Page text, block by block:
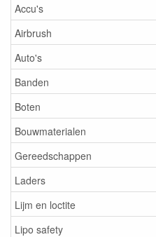
Accu's
Airbrush
Auto's
Banden
Boten
Bouwmaterialen
Gereedschappen
Laders
Lijm en loctite
Lipo safety